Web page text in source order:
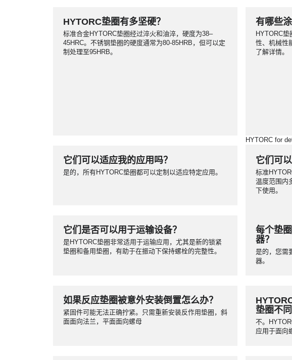
HYTORC垫圈有多坚硬？
标准合金HYTORC垫圈经过淬火和油淬，硬度为38–
45HRC。不锈钢垫圈的硬度通常为80-85HRB，但可以定
制处理至95HRB。
有哪些
HYTORC
性、机械性
了解详情。
HYTORC for
有哪些
HYTORC垫
性、机械性
了解详情。
它们可以适应我的应用吗？
是的，所有HYTORC垫圈都可以定制以适应特定应用。
它们可
标准
温度范围内
下使用。
它们是否可以用于运输设备？
是HYTORC垫圈非常适用于运输应用，尤其是新的锁紧
垫圈和备用垫圈，有助于在振动下保持螺栓的完整性。
每个垫
器？
是的，您需
器。
如果反应垫圈被意外安装倒置怎么办？
紧固件可能无法正确拧紧。只需重新安装反作用垫圈，斜
面面向法兰，平面面向螺母
垫圈不同
不。
应用于面向